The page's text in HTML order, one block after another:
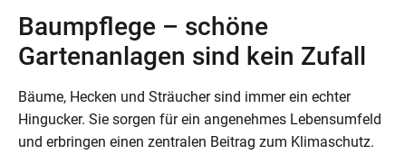
Baumpflege – schöne
Gartenanlagen sind kein Zufall
Bäume, Hecken und Sträucher sind immer ein echter
Hingucker. Sie sorgen für ein angenehmes Lebensumfeld
und erbringen einen zentralen Beitrag zum Klimaschutz.